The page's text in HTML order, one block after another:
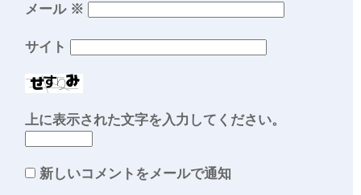
メール ※
サイト
上に表示された文字を入力してください。
新しいコメントをメールで通知